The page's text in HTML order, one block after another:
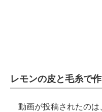
レモンの皮と毛糸で
動画が投稿されたのは